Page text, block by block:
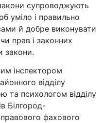
супроводжують
уміло і правильно
й добре виконувати
прав і законних
закони.
інспектором
відділу
та психологом відділу
Білгород-
фахового